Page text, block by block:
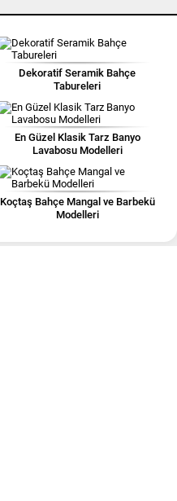
Dekoratif Seramik Bahçe
Tabureleri
En Güzel Klasik Tarz Banyo
Lavabosu Modelleri
Koçtaş Bahçe Mangal ve Barbekü
Modelleri